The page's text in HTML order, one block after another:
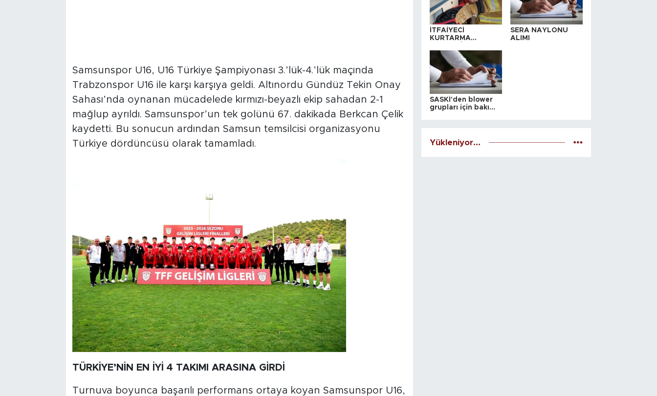
Samsunspor U16, U16 Türkiye Şampiyonası 3.’lük-4.’lük maçında
Trabzonspor U16 ile karşı karşıya geldi. Altınordu Gündüz Tekin Onay
Sahası’nda oynanan mücadelede kırmızı-beyazlı ekip sahadan 2-1
mağlup ayrıldı. Samsunspor’un tek golünü 67. dakikada Berkcan Çelik
kaydetti. Bu sonucun ardından Samsun temsilcisi organizasyonu
Türkiye dördüncüsü olarak tamamladı.
TÜRKİYE’NİN EN İYİ 4 TAKIMI ARASINA GİRDİ
Turnuva boyunca başarılı performans ortaya koyan Samsunspor U16,
İTFAİYECİ
KURTARMA
ALINACAKTIR
SERA NAYLONU
ALIMI
SASKİ'den blower
grupları için bakım
Yükleniyor...